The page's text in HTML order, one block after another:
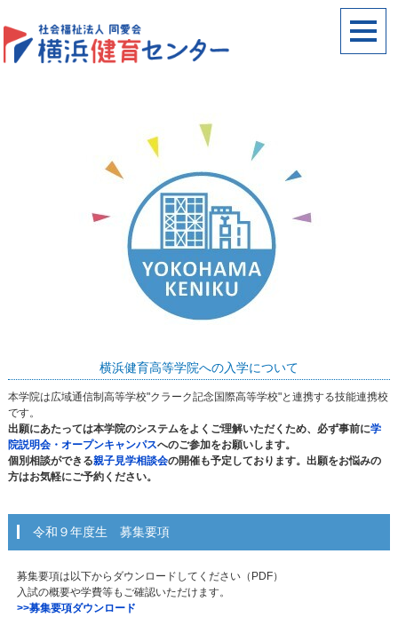
横浜健育高等学院への入学について
本学院は広域通信制高等学校"クラーク記念国際高等学校"と連携する技能連携校
です。
出願にあたっては本学院のシステムをよくご理解いただくため、必ず事前に学
院説明会・オープンキャンパスへのご参加をお願いします。
個別相談ができる親子見学相談会の開催も予定しております。出願をお悩みの
方はお気軽にご予約ください。
令和９年度生 募集要項
募集要項は以下からダウンロードしてください（PDF）
入試の概要や学費等もご確認いただけます。
>>募集要項ダウンロード